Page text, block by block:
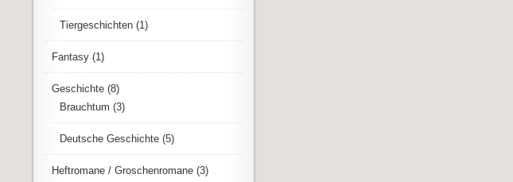
Tiergeschichten (1)
Fantasy (1)
Geschichte (8)
Brauchtum (3)
Deutsche Geschichte (5)
Heftromane / Groschenromane (3)